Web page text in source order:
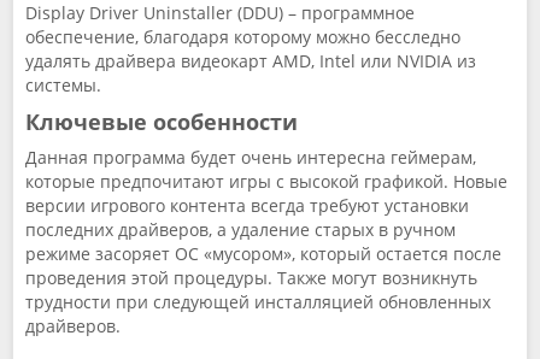
Display Driver Uninstaller (DDU) – программное
обеспечение, благодаря которому можно бесследно
удалять драйвера видеокарт AMD, Intel или NVIDIA из
системы.
Ключевые особенности
Данная программа будет очень интересна геймерам,
которые предпочитают игры с высокой графикой. Новые
версии игрового контента всегда требуют установки
последних драйверов, а удаление старых в ручном
режиме засоряет ОС «мусором», который остается после
проведения этой процедуры. Также могут возникнуть
трудности при следующей инсталляцией обновленных
драйверов.